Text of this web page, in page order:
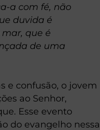
a com fé, não
duvida é
que é
de uma
e confusão, o jovem
ao Senhor,
Esse evento
do evangelho nessa